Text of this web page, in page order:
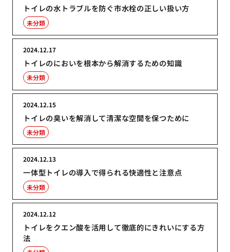
トイレの水トラブルを防ぐ市水栓の正しい扱い方
未分類
トイレのにおいを根本から解消するための知識
2024.12.17
未分類
トイレの臭いを解消して清潔な空間を保つために
2024.12.15
未分類
一体型トイレの導入で得られる快適性と注意点
2024.12.13
未分類
トイレをクエン酸を活用して徹底的にきれいにする方
法
2024.12.12